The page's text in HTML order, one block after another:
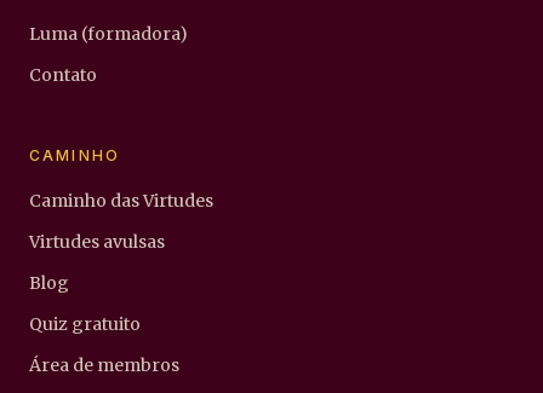
Luma (formadora)
Contato
CAMINHO
Caminho das Virtudes
Virtudes avulsas
Blog
Quiz gratuito
Área de membros